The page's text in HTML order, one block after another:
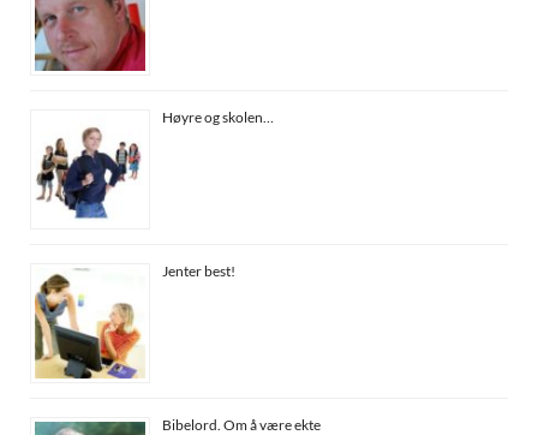
Høyre og skolen…
Jenter best!
Bibelord. Om å være ekte